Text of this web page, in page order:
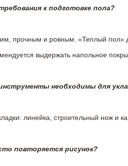
к подготовке пола?
прочным и ровным. «Теплый пол»
выдержать напольное
необходимы для
линейка, строительный нож и
повторяется рисунок?